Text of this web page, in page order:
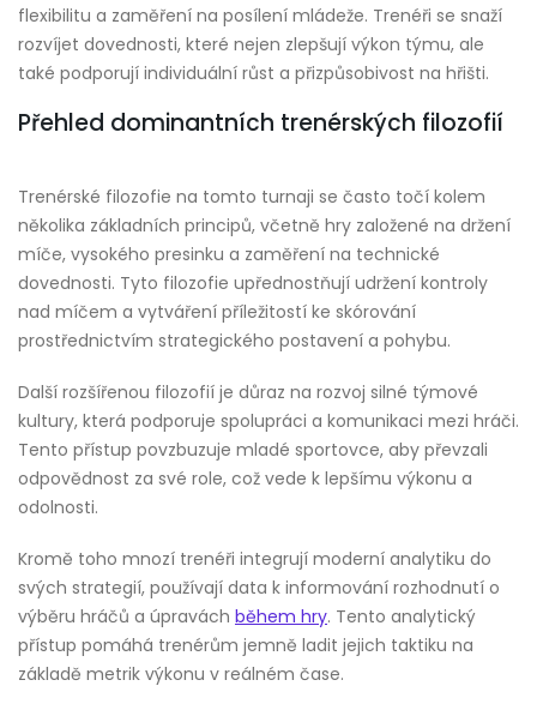
flexibilitu a zaměření na posílení mládeže. Trenéři se snaží
rozvíjet dovednosti, které nejen zlepšují výkon týmu, ale
také podporují individuální růst a přizpůsobivost na hřišti.
Přehled dominantních trenérských filozofií
Trenérské filozofie na tomto turnaji se často točí kolem
několika základních principů, včetně hry založené na držení
míče, vysokého presinku a zaměření na technické
dovednosti. Tyto filozofie upřednostňují udržení kontroly
nad míčem a vytváření příležitostí ke skórování
prostřednictvím strategického postavení a pohybu.
Další rozšířenou filozofií je důraz na rozvoj silné týmové
kultury, která podporuje spolupráci a komunikaci mezi hráči.
Tento přístup povzbuzuje mladé sportovce, aby převzali
odpovědnost za své role, což vede k lepšímu výkonu a
odolnosti.
Kromě toho mnozí trenéři integrují moderní analytiku do
svých strategií, používají data k informování rozhodnutí o
výběru hráčů a úpravách během hry. Tento analytický
přístup pomáhá trenérům jemně ladit jejich taktiku na
základě metrik výkonu v reálném čase.